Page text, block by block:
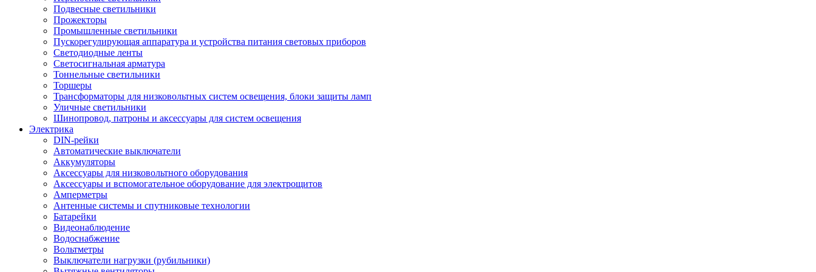
Подвесные светильники
Прожекторы
Промышленные светильники
Пускорегулирующая аппаратура и устройства питания световых приборов
Светодиодные ленты
Светосигнальная арматура
Тоннельные светильники
Торшеры
Трансформаторы для низковольтных систем освещения, блоки защиты ламп
Уличные светильники
Шинопровод, патроны и аксессуары для систем освещения
Электрика
DIN-рейки
Автоматические выключатели
Аккумуляторы
Аксессуары для низковольтного оборудования
Аксессуары и вспомогательное оборудование для электрощитов
Амперметры
Антенные системы и спутниковые технологии
Батарейки
Видеонаблюдение
Водоснабжение
Вольтметры
Выключатели нагрузки (рубильники)